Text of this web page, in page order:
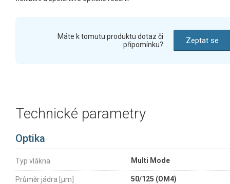
Máte k tomutu produktu dotaz či
připomínku?
Zeptat se
Technické parametry
Optika
Typ vlákna Multi Mode
Průměr jádra [µm] 50/125 (OM4)